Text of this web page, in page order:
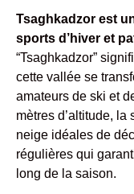
Tsaghkadzor est
sports d’hiver et
“Tsaghkadzor”
cette vallée se
amateurs de ski et
mètres d’altitude,
neige idéales de
régulières qui
long de la saison.